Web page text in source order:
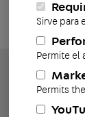
Sirve para
Permite el
Permits